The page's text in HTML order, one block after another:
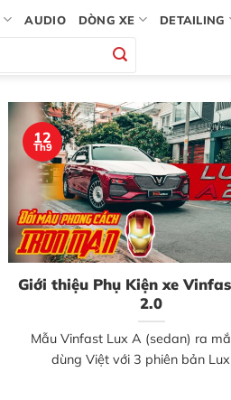
AUDIO DÒNG XE DETAILING
Giới thiệu Phụ Kiện xe
2.0
Mẫu Vinfast Lux A (sedan) ra
dùng Việt với 3 phiên bản Lux
12
Th9